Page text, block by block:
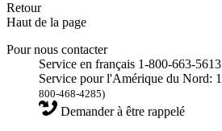
Retour
Haut de la page
Pour nous contacter
Service en français 1-800-663-5613
Service pour l'Amérique du Nord:
800-468-4285)
Demander à être rappelé